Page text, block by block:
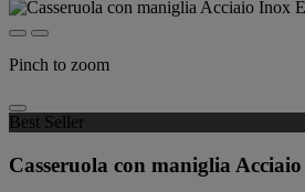
Pinch to zoom
Best Seller
Casseruola con maniglia